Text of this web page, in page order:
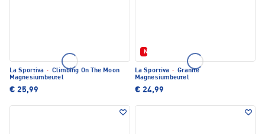
La Sportiva · Climbing On The Moon
Magnesiumbeutel
€ 25,99
Neu
La Sportiva · Granite
Magnesiumbeutel
€ 24,99